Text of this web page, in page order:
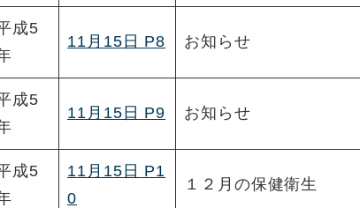
成5
11月15日 P8 お知らせ
成5
11月15日 P9 お知らせ
成5
11月15日 P1
0
１２月の保健衛生